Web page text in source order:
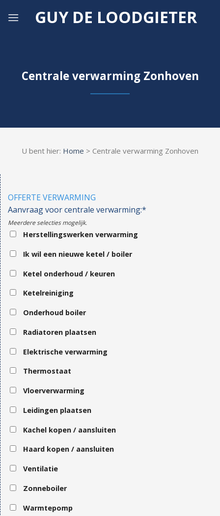
GUY DE LOODGIETER
Centrale verwarming Zonhoven
U bent hier: Home > Centrale verwarming Zonhoven
OFFERTE VERWARMING
Aanvraag voor centrale verwarming:*
Meerdere selecties mogelijk.
Herstellingswerken verwarming
Ik wil een nieuwe ketel / boiler
Ketel onderhoud / keuren
Ketelreiniging
Onderhoud boiler
Radiatoren plaatsen
Elektrische verwarming
Thermostaat
Vloerverwarming
Leidingen plaatsen
Kachel kopen / aansluiten
Haard kopen / aansluiten
Ventilatie
Zonneboiler
Warmtepomp